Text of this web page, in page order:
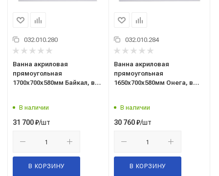
032.010.280
Ванна акриловая
прямоугольная
1700х700х580мм Байкал, в
Россия
В наличии
31 700₽/шт
В КОРЗИНУ
032.010.284
Ванна акриловая
прямоугольная
1650х700х580мм Онега, в
Россия
В наличии
30 760₽/шт
В КОРЗИНУ